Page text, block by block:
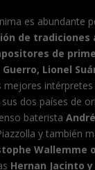
es abundante
de
de
Lionel
mejores
dos países de
baterista
y también
Wallemme
Hernan Jacinto